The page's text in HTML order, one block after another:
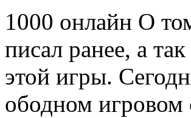
1000 онлайн О
писал ранее, а
этой игры.
ободном игровом